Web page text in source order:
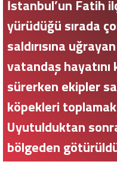
İstanbul’un Fatih
yürüdüğü sırada
saldırısına
vatandaş hayatını
sürerken ekipler
köpekleri
Uyutulduktan
bölgeden